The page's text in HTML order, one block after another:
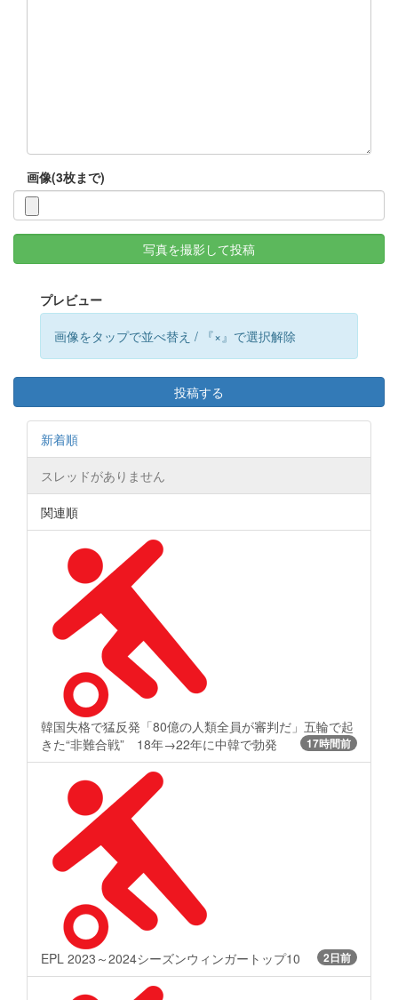
画像(3枚まで)
写真を撮影して投稿
プレビュー
画像をタップで並べ替え / 『×』で選択解除
投稿する
新着順
スレッドがありません
関連順
韓国失格で猛反発「80億の人類全員が審判だ」五輪で起
きた“非難合戦” 18年→22年に中韓で勃発
17時間前
EPL 2023～2024シーズンウィンガートップ10 2日前